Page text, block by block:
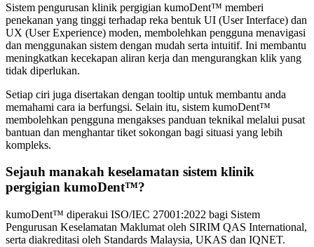
Sistem pengurusan klinik pergigian kumoDent™ memberi
penekanan yang tinggi terhadap reka bentuk UI (User Interface) dan
UX (User Experience) moden, membolehkan pengguna menavigasi
dan menggunakan sistem dengan mudah serta intuitif. Ini membantu
meningkatkan kecekapan aliran kerja dan mengurangkan klik yang
tidak diperlukan.
Setiap ciri juga disertakan dengan tooltip untuk membantu anda
memahami cara ia berfungsi. Selain itu, sistem kumoDent™
membolehkan pengguna mengakses panduan teknikal melalui pusat
bantuan dan menghantar tiket sokongan bagi situasi yang lebih
kompleks.
Sejauh manakah keselamatan sistem klinik
pergigian kumoDent™?
kumoDent™ diperakui ISO/IEC 27001:2022 bagi Sistem
Pengurusan Keselamatan Maklumat oleh SIRIM QAS International,
serta diakreditasi oleh Standards Malaysia, UKAS dan IQNET.